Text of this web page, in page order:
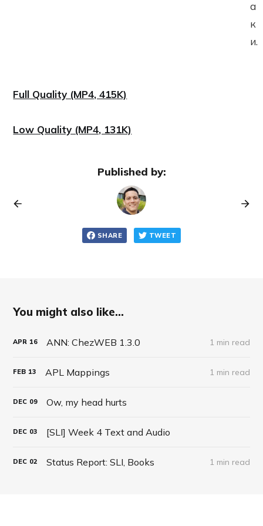
а
к
и.
Full Quality (MP4, 415K)
Low Quality (MP4, 131K)
Published by:
SHARE TWEET
You might also like...
APR 16 ANN: ChezWEB 1.3.0 1 min read
FEB 13 APL Mappings 1 min read
DEC 09 Ow, my head hurts
DEC 03 [SLI] Week 4 Text and Audio
DEC 02 Status Report: SLI, Books 1 min read